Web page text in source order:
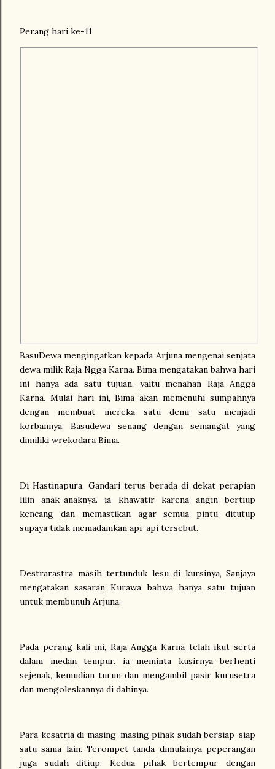
Perang hari ke-11
BasuDewa mengingatkan kepada Arjuna mengenai senjata
dewa milik Raja Ngga Karna. Bima mengatakan bahwa hari
ini hanya ada satu tujuan, yaitu menahan Raja Angga
Karna. Mulai hari ini, Bima akan memenuhi sumpahnya
dengan membuat mereka satu demi satu menjadi
korbannya. Basudewa senang dengan semangat yang
dimiliki wrekodara Bima.
Di Hastinapura, Gandari terus berada di dekat perapian
lilin anak-anaknya. ia khawatir karena angin bertiup
kencang dan memastikan agar semua pintu ditutup
supaya tidak memadamkan api-api tersebut.
Destrarastra masih tertunduk lesu di kursinya, Sanjaya
mengatakan sasaran Kurawa bahwa hanya satu tujuan
untuk membunuh Arjuna.
Pada perang kali ini, Raja Angga Karna telah ikut serta
dalam medan tempur. ia meminta kusirnya berhenti
sejenak, kemudian turun dan mengambil pasir kurusetra
dan mengoleskannya di dahinya.
Para kesatria di masing-masing pihak sudah bersiap-siap
satu sama lain. Terompet tanda dimulainya peperangan
juga sudah ditiup. Kedua pihak bertempur dengan